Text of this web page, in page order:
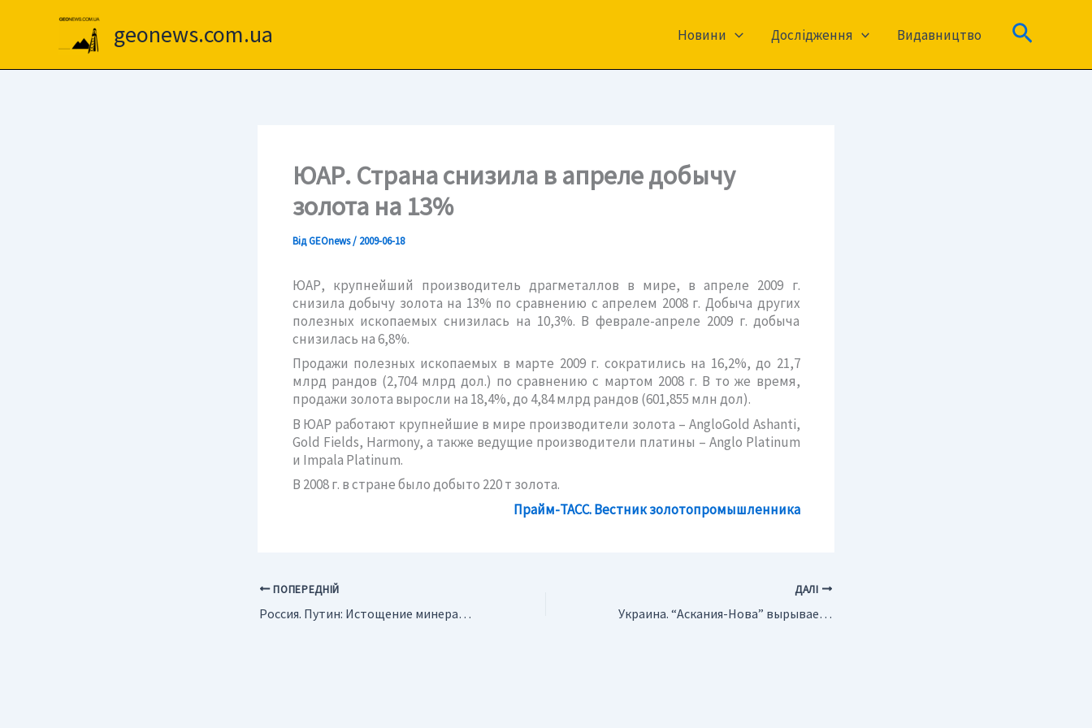
geonews.com.ua Новини Дослідження Видавництво Пошук
ЮАР. Страна снизила в апреле добычу
золота на 13%
ВідGEOnews/ 2009-06-18
ЮАР, крупнейший производитель драгметаллов в мире, в апреле 2009 г.
снизила добычу золота на 13% по сравнению с апрелем 2008 г. Добыча других
полезных ископаемых снизилась на 10,3%. В феврале-апреле 2009 г. добыча
снизилась на 6,8%.
Продажи полезных ископаемых в марте 2009 г. сократились на 16,2%, до 21,7
млрд рандов (2,704 млрд дол.) по сравнению с мартом 2008 г. В то же время,
продажи золота выросли на 18,4%, до 4,84 млрд рандов (601,855 млн дол).
В ЮАР работают крупнейшие в мире производители золота – AngloGold Ashanti,
Gold Fields, Harmony, а также ведущие производители платины – Anglo Platinum
и Impala Platinum.
В 2008 г. в стране было добыто 220 т золота.
Прайм-ТАСС. Вестник золотопромышленника
ПОПЕРЕДНІЙ
Россия. Путин: Истощение минерально-сырьевой базы удалось остановить
ДАЛІ
Украина. “Аскания-Нова” вырывается в лидеры конкурса “Семь новых чудес природы”